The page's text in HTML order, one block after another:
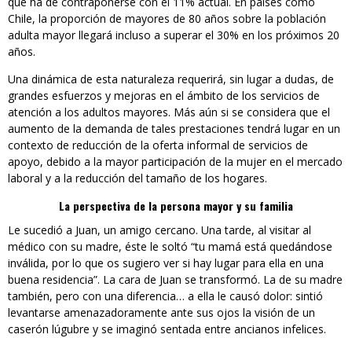
Chile, la proporción de mayores de 80 años sobre la población
adulta mayor llegará incluso a superar el 30% en los próximos 20
años.
Una dinámica de esta naturaleza requerirá, sin lugar a dudas, de
grandes esfuerzos y mejoras en el ámbito de los servicios de
atención a los adultos mayores. Más aún si se considera que el
aumento de la demanda de tales prestaciones tendrá lugar en un
contexto de reducción de la oferta informal de servicios de
apoyo, debido a la mayor participación de la mujer en el mercado
laboral y a la reducción del tamaño de los hogares.
La perspectiva de la persona mayor y su familia
Le sucedió a Juan, un amigo cercano. Una tarde, al visitar al
médico con su madre, éste le soltó “tu mamá está quedándose
inválida, por lo que os sugiero ver si hay lugar para ella en una
buena residencia”. La cara de Juan se transformó. La de su madre
también, pero con una diferencia… a ella le causó dolor: sintió
levantarse amenazadoramente ante sus ojos la visión de un
caserón lúgubre y se imaginó sentada entre ancianos infelices.